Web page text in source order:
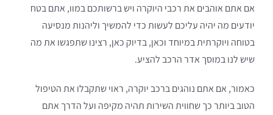
אם אתם אוהבים את רכבי היוקרה ויש ברשותכם במוו, אתם בטח
יודעים מה יהיה עליכם לעשות כדי להמשיך וליהנות מנסיעה
בטוחה ויוקרתית במיוחד וכאן, בדיוק כאן, רצינו שתפגשו את מה
שיש לנו במוסך אדר הרכב להציע.
כאמור, אם אתם נוהגים ברכב יוקרה, ראוי שתקבלו את הטיפול
הטוב ביותר כך שחווית השירות תהיה מקיפה ועל הדרך אתם